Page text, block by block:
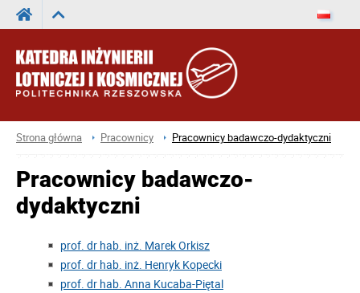
Strona główna Pracownicy Pracownicy badawczo-dydaktyczni
Pracownicy badawczo-
dydaktyczni
prof. dr hab. inż. Marek Orkisz
prof. dr hab. inż. Henryk Kopecki
prof. dr hab. Anna Kucaba-Piętal